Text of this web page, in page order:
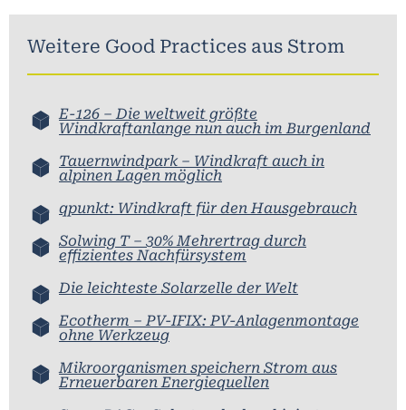
Weitere Good Practices aus Strom
E-126 – Die weltweit größte
Windkraftanlange nun auch im Burgenland
Tauernwindpark – Windkraft auch in
alpinen Lagen möglich
qpunkt: Windkraft für den Hausgebrauch
Solwing T – 30% Mehrertrag durch
effizientes Nachfürsystem
Die leichteste Solarzelle der Welt
Ecotherm – PV-IFIX: PV-Anlagenmontage
ohne Werkzeug
Mikroorganismen speichern Strom aus
Erneuerbaren Energiequellen